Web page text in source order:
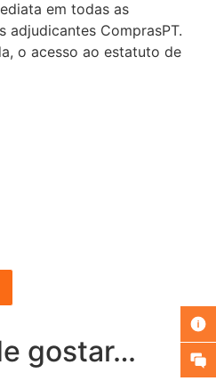
em todas as
adjudicantes ComprasPT.
o acesso ao estatuto de
gostar…